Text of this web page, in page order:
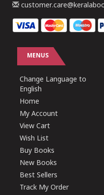
MENUS
Change Language to
English
Home
My Account
View Cart
Wish List
Buy Books
New Books
Best Sellers
Track My Order